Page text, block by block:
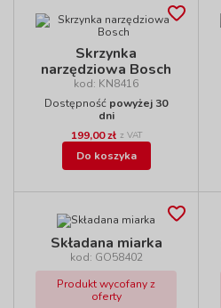
Skrzynka
narzędziowa Bosch
kod: KN8416
Dostępność powyżej 30
dni
199,00 zł z VAT
Do koszyka
Składana miarka
kod: GO58402
Produkt wycofany z
oferty